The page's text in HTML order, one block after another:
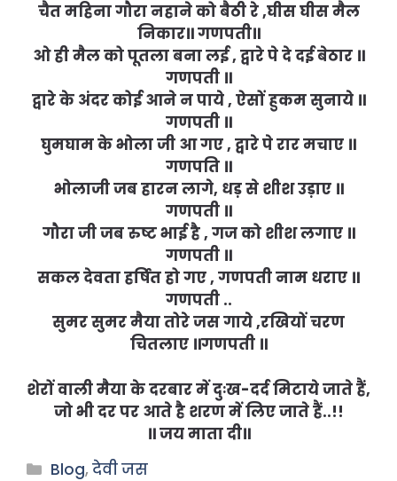
चैत महिना गौरा नहाने को बैठी रे ,घीस घीस मैल
निकार॥ गणपती॥
ओ ही मैल को पूतला बना लई , द्वारे पे दे दई बेठार ॥
गणपती ॥
द्वारे के अंदर कोई आने न पाये , ऐसों हुकम सुनाये ॥
गणपती ॥
घुमघाम के भोला जी आ गए , द्वारे पे रार मचाए ॥
गणपति ॥
भोलाजी जब हारन लागे, धड़ से शीश उड़ाए ॥
गणपती ॥
गौरा जी जब रुष्ट भाई है , गज को शीश लगाए ॥
गणपती ॥
सकल देवता हर्षित हो गए , गणपती नाम धराए ॥
गणपती ..
सुमर सुमर मैया तोरे जस गाये ,रखियों चरण
चितलाए ॥गणपती ॥
शेरों वाली मैया के दरबार में दुःख-दर्द मिटाये जाते हैं,
जो भी दर पर आते है शरण में लिए जाते हैं..!!
॥ जय माता दी॥
Categories
Blog,देवी जस